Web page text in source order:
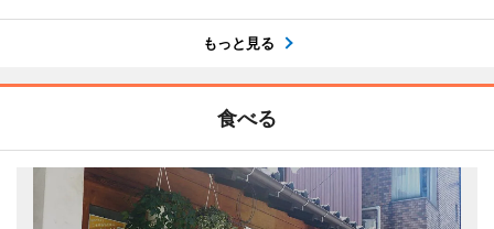
もっと見る
食べる